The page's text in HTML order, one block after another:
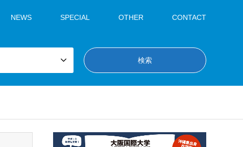
NEWS SPECIAL OTHER CONTACT